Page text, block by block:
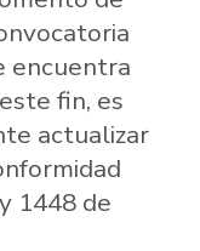
encuentra
fin, es
actualizar
1448 de